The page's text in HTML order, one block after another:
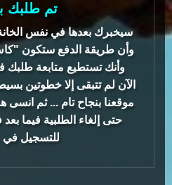
تم طلبك
سيخبرك بعدها في نفس
وأن طريقة الدفع ستكون
وأنك تستطيع متابعة طلبك
الآن لم تتبقى إلا خطوتين
موقعنا بنجاح تام ... ثم انسى
حتى إلغاء الطلبية فيما
للتسجيل في